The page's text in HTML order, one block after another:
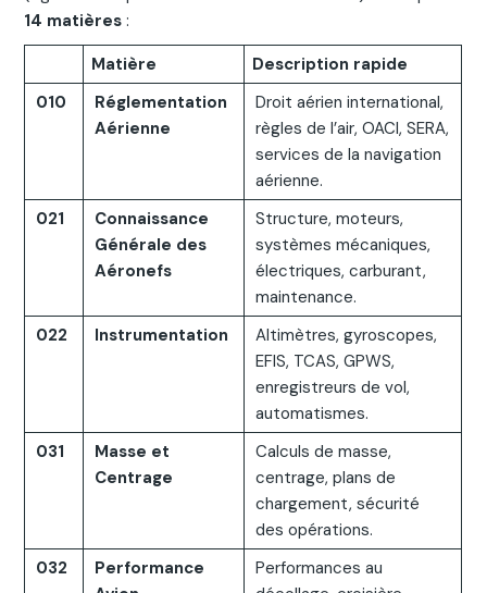
14 matières :
Matière
Description rapide
010
Réglementation
Aérienne
Droit aérien international,
règles de l’air, OACI, SERA,
services de la navigation
aérienne.
021
Connaissance
Générale des
Aéronefs
Structure, moteurs,
systèmes mécaniques,
électriques, carburant,
maintenance.
022
Instrumentation
Altimètres, gyroscopes,
EFIS, TCAS, GPWS,
enregistreurs de vol,
automatismes.
031
Masse et
Centrage
Calculs de masse,
centrage, plans de
chargement, sécurité
des opérations.
032
Performance
Performances au